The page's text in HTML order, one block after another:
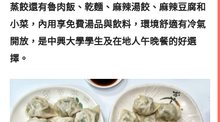
蒸餃還有魯肉飯、乾麵、麻辣湯餃、麻辣豆腐和
小菜，內用享免費湯品與飲料，環境舒適有冷氣
開放，是中興大學學生及在地人午晚餐的好選
擇。